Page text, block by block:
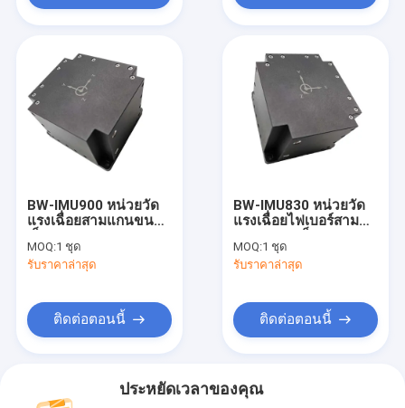
BW-IMU900 หน่วยวัด
แรงเฉื่อยสามแกนขนาด
MOQ:1 ชุด
รับราคาล่าสุด
ติดต่อตอนนี้
BW-IMU830 หน่วยวัด
แรงเฉื่อยไฟเบอร์สาม
RS422
MOQ:1 ชุด
รับราคาล่าสุด
ติดต่อตอนนี้
ประหยัดเวลาของคุณ